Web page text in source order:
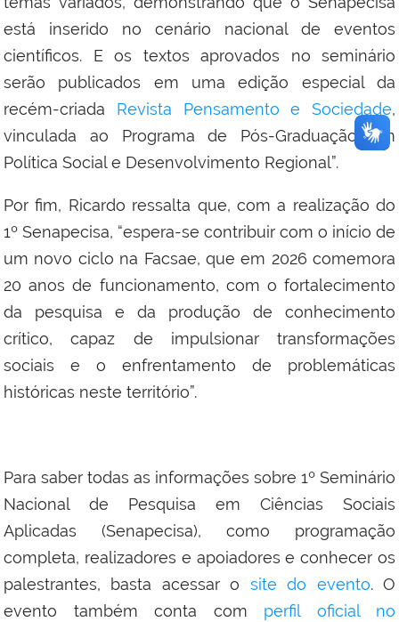
está inserido no cenário nacional de eventos
científicos. E os textos aprovados no seminário
serão publicados em uma edição especial da
recém-criada Revista Pensamento e Sociedade,
vinculada ao Programa de Pós-Graduação em
Política Social e Desenvolvimento Regional”.
Por fim, Ricardo ressalta que, com a realização do
1º Senapecisa, “espera-se contribuir com o início de
um novo ciclo na Facsae, que em 2026 comemora
20 anos de funcionamento, com o fortalecimento
da pesquisa e da produção de conhecimento
crítico, capaz de impulsionar transformações
sociais e o enfrentamento de problemáticas
históricas neste território”.
Para saber todas as informações sobre 1º Seminário
Nacional de Pesquisa em Ciências Sociais
Aplicadas (Senapecisa), como programação
completa, realizadores e apoiadores e conhecer os
palestrantes, basta acessar o site do evento. O
evento também conta com perfil oficial no